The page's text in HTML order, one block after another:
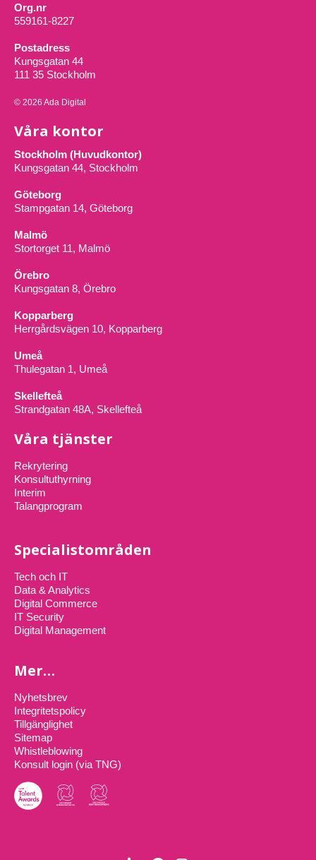
Org.nr
559161-8227
Postadress
Kungsgatan 44
111 35 Stockholm
© 2026 Ada Digital
Våra kontor
Stockholm (Huvudkontor)
Kungsgatan 44, Stockholm
Göteborg
Stampgatan 14, Göteborg
Malmö
Stortorget 11, Malmö
Örebro
Kungsgatan 8, Örebro
Kopparberg
Herrgårdsvägen 10, Kopparberg
Umeå
Thulegatan 1, Umeå
Skellefteå
Strandgatan 48A, Skellefteå
Våra tjänster
Rekrytering
Konsultuthyrning
Interim
Talangprogram
Specialistområden
Tech och IT
Data & Analytics
Digital Commerce
IT Security
Digital Management
Mer…
Nyhetsbrev
Integritetspolicy
Tillgänglighet
Sitemap
Whistleblowing
Konsult login (via TNG)